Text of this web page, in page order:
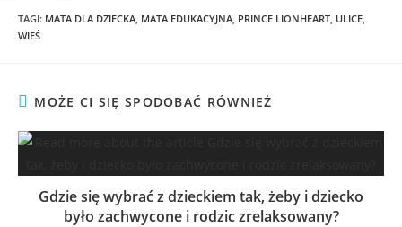
TAGI: MATA DLA DZIECKA MATA EDUKACYJNA PRINCE LIONHEART ULICE
WIEŚ
MOŻE CI SIĘ SPODOBAĆ RÓWNIEŻ
Gdzie się wybrać z dzieckiem tak, żeby i dziecko
było zachwycone i rodzic zrelaksowany?